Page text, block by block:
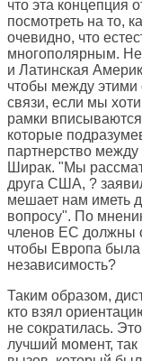
что эта концепция
посмотреть на то,
очевидно, что
многополярным. Не
и Латинская
чтобы между
связи, если мы
рамки
которые
партнерство
Ширак. "Мы
друга США, ?
мешает нам иметь
вопросу". По
членов ЕС должны
чтобы Европа
независимость?
Таким образом,
кто взял
не сократилась.
лучший момент, так